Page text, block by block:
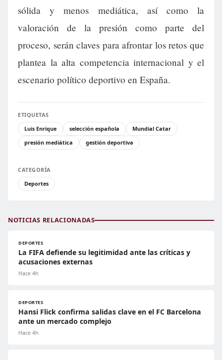
sólida y menos mediática, así como la
valoración de la presión como parte del
proceso, serán claves para afrontar los retos que
plantea la alta competencia internacional y el
escenario político deportivo en España.
ETIQUETAS
Luis Enrique
selección española
Mundial Catar
presión mediática
gestión deportiva
CATEGORÍA
Deportes
NOTICIAS RELACIONADAS
DEPORTES
La FIFA defiende su legitimidad ante las críticas y
acusaciones externas
Hace 4h
DEPORTES
Hansi Flick confirma salidas clave en el FC Barcelona
ante un mercado complejo
Hace 4h